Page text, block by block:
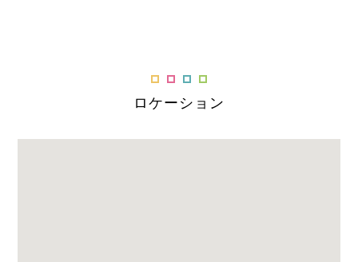
ロケーション